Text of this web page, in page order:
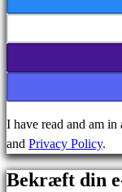
Registrering
Login
Glemt
dit
kodeord?
I have read and am
and Privacy Policy.
Bekræft din